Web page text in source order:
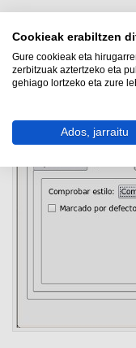
mota nahi
Cookieak erabiltzen
Gure cookieak eta
zerbitzuak aztertzeko eta
gehiago lortzeko eta zure
Ados, jarraitu